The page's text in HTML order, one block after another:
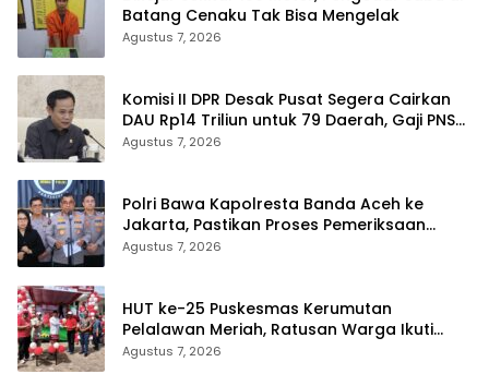
Agustus 7, 2026
Komisi II DPR Desak Pusat Segera Cairkan
DAU Rp14 Triliun untuk 79 Daerah, Gaji PNS
Terancam Telat
Agustus 7, 2026
Polri Bawa Kapolresta Banda Aceh ke
Jakarta, Pastikan Proses Pemeriksaan
Profesional dan Transparan
Agustus 7, 2026
HUT ke-25 Puskesmas Kerumutan
Pelalawan Meriah, Ratusan Warga Ikuti
Jalan Santai dan Cek Kesehatan Gratis
Agustus 7, 2026